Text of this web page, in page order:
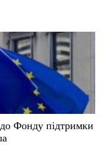
Фонду підтримки